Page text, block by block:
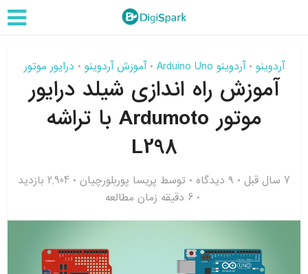
آردوینو • آردوینو Arduino Uno • آموزش آردوینو • درایور موتور
آموزش راه اندازی شیلد درایور
موتور Ardumoto با تراشه
L298
7 سال قبل ۹ دیدگاه توسط پریسا پوربلورچیان
2,904 بازدید
6 دقیقه زمان مطالعه